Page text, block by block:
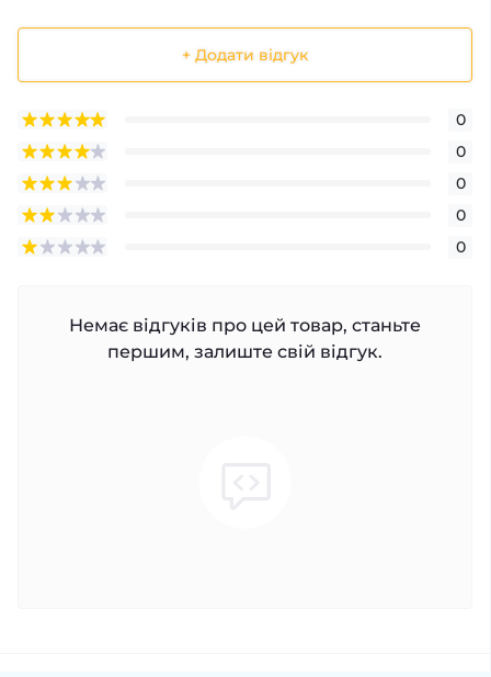
+ Додати відгук
0
0
0
0
0
Немає відгуків про цей товар, станьте
першим, залиште свій відгук.